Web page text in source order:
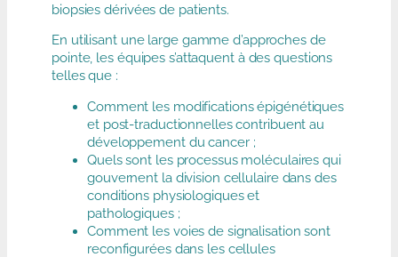
biopsies dérivées de patients.
En utilisant une large gamme d’approches de
pointe, les équipes s’attaquent à des questions
telles que :
Comment les modifications épigénétiques
et post-traductionnelles contribuent au
développement du cancer ;
Quels sont les processus moléculaires qui
gouvernent la division cellulaire dans des
conditions physiologiques et
pathologiques ;
Comment les voies de signalisation sont
reconfigurées dans les cellules